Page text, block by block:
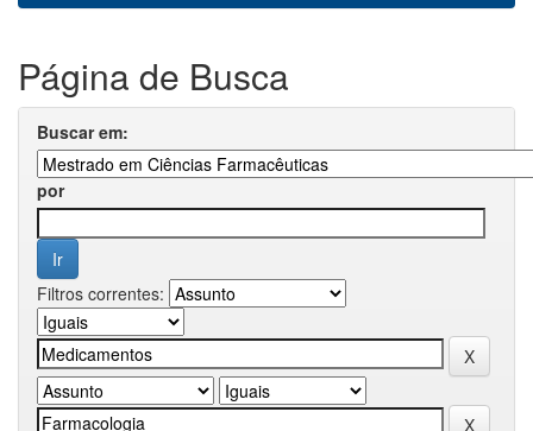
Página de Busca
Buscar em:
por
Filtros correntes: